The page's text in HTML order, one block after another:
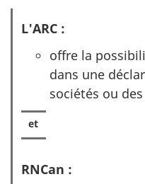
L'ARC :
offre la
dans une
sociétés ou
RNCan :